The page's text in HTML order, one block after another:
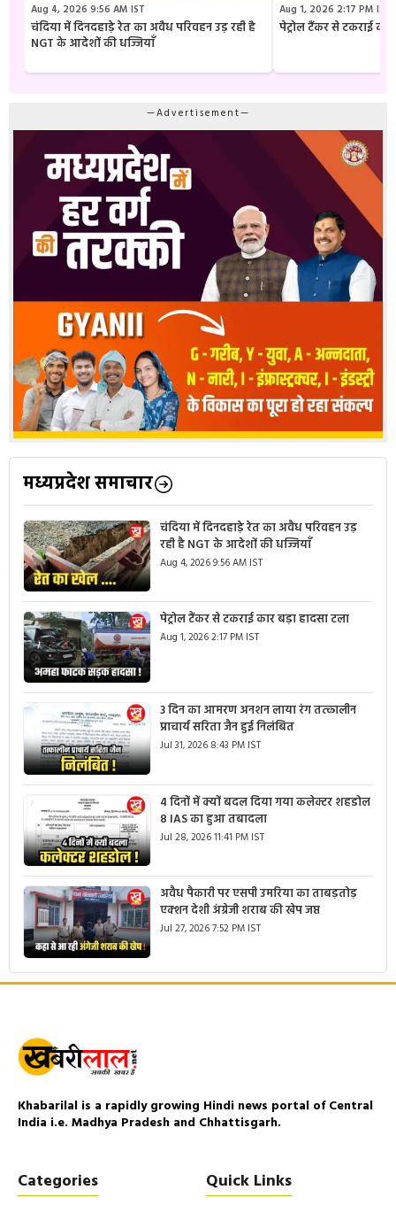
Aug 4, 2026 9:56 AM IST
चंदिया में दिनदहाड़े रेत का अवैध परिवहन उड़ रही है
NGT के आदेशों की धज्जियाँ
Aug 1, 2026 2:17 PM IST
पेट्रोल टैंकर से टकराई
—Advertisement—
मध्यप्रदेश समाचार
चंदिया में दिनदहाड़े रेत का अवैध परिवहन उड़
रही है NGT के आदेशों की धज्जियाँ
Aug 4, 2026 9:56 AM IST
पेट्रोल टैंकर से टकराई कार बड़ा हादसा टला
Aug 1, 2026 2:17 PM IST
3 दिन का आमरण अनशन लाया रंग तत्कालीन
प्राचार्य सरिता जैन हुई निलंबित
Jul 31, 2026 8:43 PM IST
4 दिनों में क्यों बदल दिया गया कलेक्टर शहडोल
8 IAS का हुआ तबादला
Jul 28, 2026 11:41 PM IST
अवैध पैकारी पर एसपी उमरिया का ताबड़तोड़
एक्शन देशी अंग्रेजी शराब की खेप जप्त
Jul 27, 2026 7:52 PM IST
Khabarilal is a rapidly growing Hindi news portal of Central
India i.e. Madhya Pradesh and Chhattisgarh.
Categories Quick Links